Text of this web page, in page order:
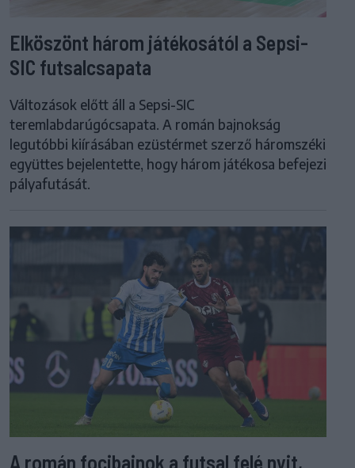
Elköszönt három játékosától a Sepsi-
SIC futsalcsapata
Változások előtt áll a Sepsi-SIC
teremlabdarúgócsapata. A román bajnokság
legutóbbi kiírásában ezüstérmet szerző háromszéki
együttes bejelentette, hogy három játékosa befejezi
pályafutását.
A román focibajnok a futsal felé nyit,